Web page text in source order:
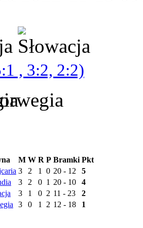
, 3:2, 2:2)
M W R P Bramki Pkt
3 2 1 0 20 - 12
5
3 2 0 1 20 - 10
4
3 1 0 2 11 - 23
2
3 0 1 2 12 - 18 1